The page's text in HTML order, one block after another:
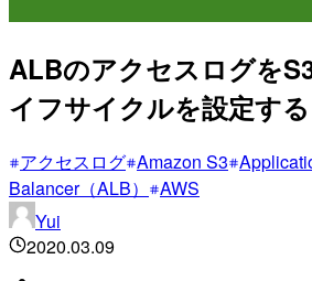
ALBのアクセスログを
イフサイクルを設定する
アクセスログ Amazon S3
Balancer（ALB）
AWS
Yui
2020.03.09